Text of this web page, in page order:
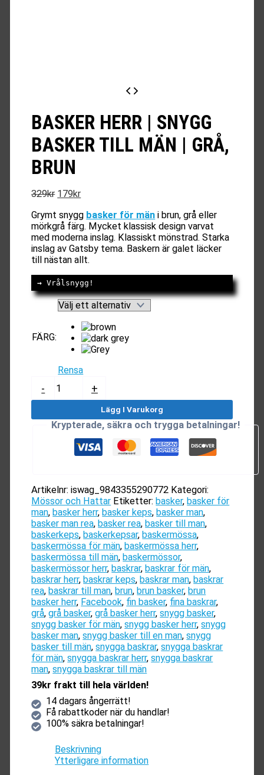
BASKER HERR | SNYGG
BASKER TILL MÄN | GRÅ,
BRUN
329kr Det
priset
var:
329kr.
179krDet
priset
är:
179kr.
Grymt snygg basker för män i brun, grå eller
mörkgrå färg. Mycket klassisk design varvat
med moderna inslag. Klassiskt mönstrad. Starka
inslag av Gatsby tema. Baskern är galet läcker
till nästan allt.
→ Vrålsnygg!
FÄRG:
Rensa
-
Herr
|
Basker
mängd
+
Lägg I Varukorg
Krypterade, säkra och trygga betalningar!
Artikelnr:iswag_9843355290772 Kategori:
Mössor och Hattar Etiketter:basker,basker för
man,basker herr,basker keps,basker man,
basker man rea,basker rea,basker till man,
baskerkeps,baskerkepsar,baskermössa,
baskermössa för män,baskermössa herr,
baskermössa till män,baskermössor,
baskermössor herr,baskrar,baskrar för män,
baskrar herr,baskrar keps,baskrar man,baskrar
rea,baskrar till man,brun,brun basker,brun
basker herr, Facebook, fin basker, fina baskrar,
grå,grå basker,grå basker herr,snygg basker,
snygg basker för män,snygg basker herr,snygg
basker man,snygg basker till en man,snygg
basker till män,snygga baskrar,snygga baskrar
för män,snygga baskrar herr,snygga baskrar
man,snygga baskrar till män
39kr frakt till hela världen!
14 dagars ångerrätt!
Få rabattkoder när du handlar!
100% säkra betalningar!
Beskrivning
Ytterligare information